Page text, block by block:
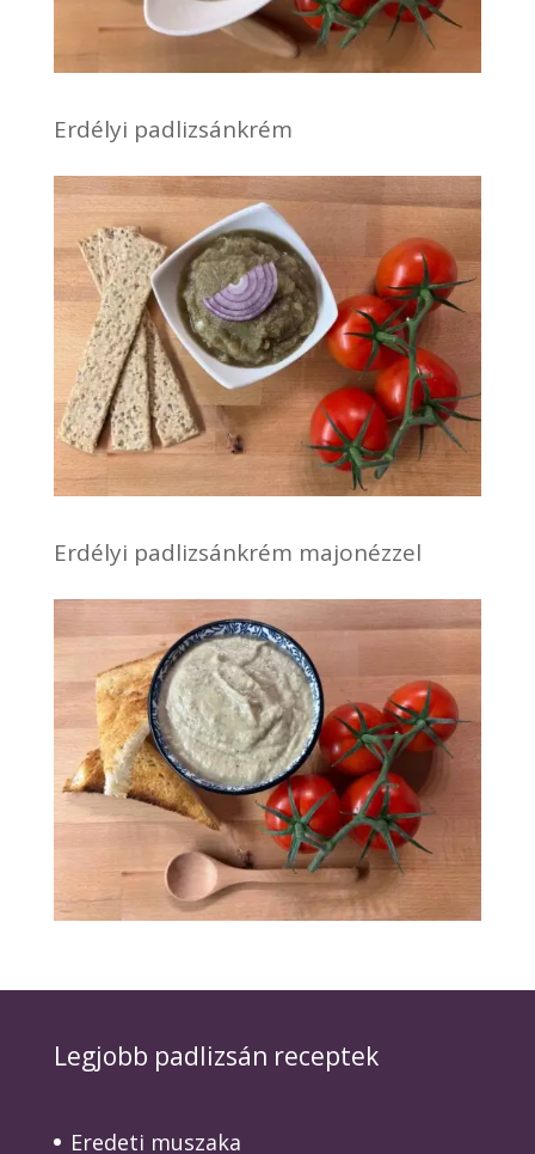
Erdélyi padlizsánkrém
Erdélyi padlizsánkrém majonézzel
Legjobb padlizsán receptek
Eredeti muszaka